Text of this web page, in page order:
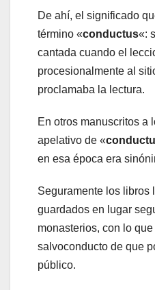
De ahí, el significado
término «conductus«:
cantada cuando el
procesionalmente al
proclamaba la lectura.
En otros manuscritos a
apelativo de «
en esa época era
Seguramente los libros
guardados en lugar
monasterios, con lo
salvoconducto de que
público.